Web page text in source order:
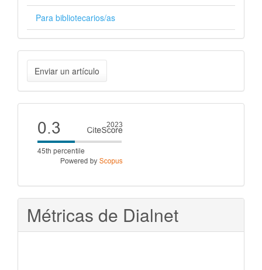
Para bibliotecarios/as
Enviar
un
artículo
Enviar un artículo
Cite
score
Métricas de Dialnet